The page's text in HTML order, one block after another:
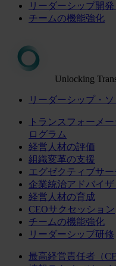
リーダーシップ開発
チームの機能強化
Unlocking
リーダーシップ・
トランスフォーメ
ログラム
経営人材の評価
組織変革の支援
エグゼクティブサー
企業統治アドバイザ
経営人材の育成
CEOサクセッション
チームの機能強化
リーダーシップ研修
最高経営責任者（